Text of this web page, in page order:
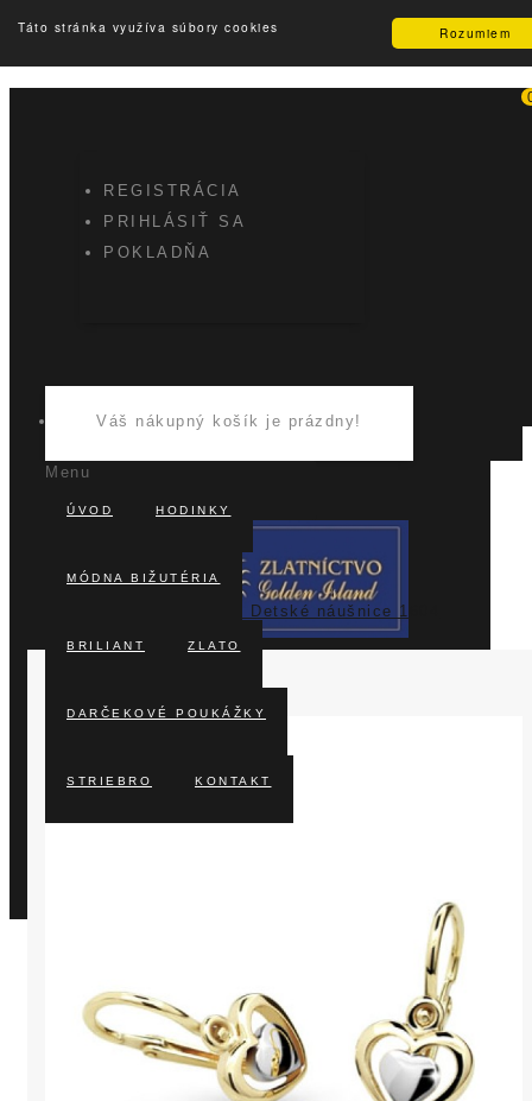
Rozumiem
Táto stránka využíva súbory cookies
REGISTRÁCIA
PRIHLÁSIŤ SA
POKLADŇA
Váš nákupný košík je prázdny!
Menu
ÚVOD HODINKY
MÓDNA BIŽUTÉRIA
BRILIANT ZLATO
DARČEKOVÉ POUKÁŽKY
STRIEBRO KONTAKT
GoldenIsland Detské náušnice 1604